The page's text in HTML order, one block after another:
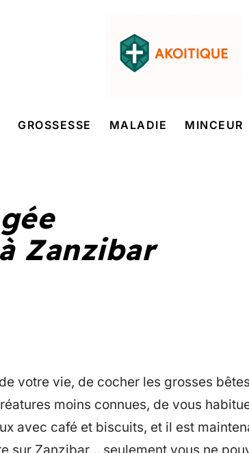
GROSSESSE MALADIE MINCEUR
Zanzibar
votre vie, de cocher les grosses
moins connues, de vous
avec café et biscuits, et il est